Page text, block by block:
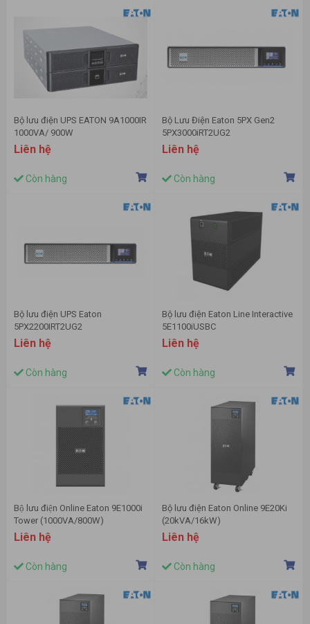
Bộ lưu điện UPS EATON 9A1000IR
1000VA/ 900W
Liên hệ
Còn hàng
Bộ Lưu Điện Eaton 5PX Gen2
5PX3000iRT2UG2
(3000VA/3000W)
Liên hệ
Còn hàng
Bộ lưu điện UPS Eaton
5PX2200IRT2UG2
Liên hệ
Còn hàng
Bộ lưu điện Eaton Line Interactive
5E1100iUSBC
Liên hệ
Còn hàng
Bộ lưu điện Online Eaton 9E1000i
Tower (1000VA/800W)
Liên hệ
Còn hàng
Bộ lưu điện Eaton Online 9E20Ki
(20kVA/16kW)
Liên hệ
Còn hàng